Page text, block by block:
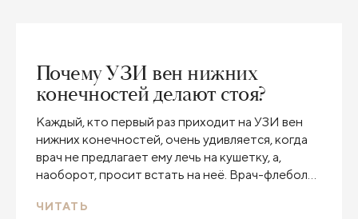
Почему УЗИ вен нижних
конечностей делают стоя?
Каждый, кто первый раз приходит на УЗИ вен
нижних конечностей, очень удивляется, когда
врач не предлагает ему лечь на кушетку, а,
наоборот, просит встать на неё. Врач-флеболог,
Леонидович Дука объясняет, почему только в
ЧИТАТЬ